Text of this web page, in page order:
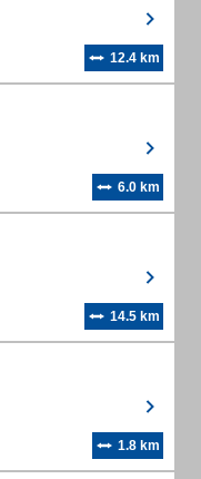
12.4 km
6.0 km
14.5 km
1.8 km